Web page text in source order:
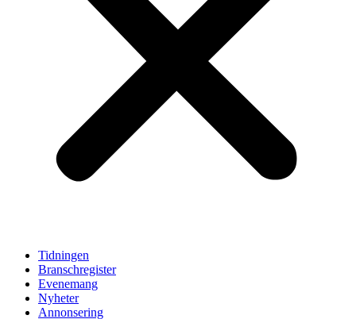
Tidningen
Branschregister
Evenemang
Nyheter
Annonsering